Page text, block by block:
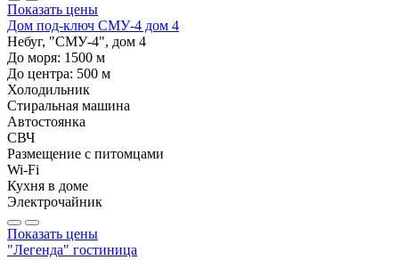
Показать цены
Дом под-ключ СМУ-4 дом 4
Небуг, "СМУ-4", дом 4
До моря: 1500 м
До центра: 500 м
Холодильник
Стиральная машина
Автостоянка
СВЧ
Размещение с питомцами
Wi-Fi
Кухня в доме
Электрочайник
Показать цены
"Легенда" гостиница